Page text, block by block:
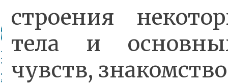
строения
тела и
чувств,